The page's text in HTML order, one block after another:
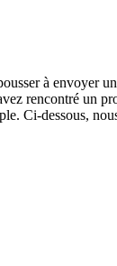
à envoyer
rencontré un
Ci-dessous,